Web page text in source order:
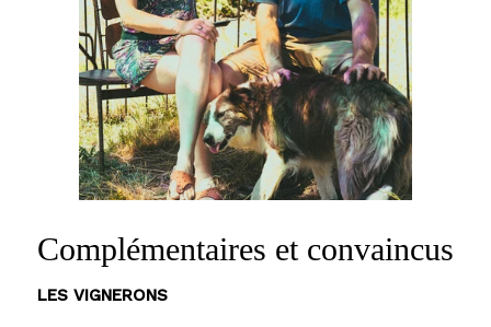
Complémentaires et convaincus
LES VIGNERONS